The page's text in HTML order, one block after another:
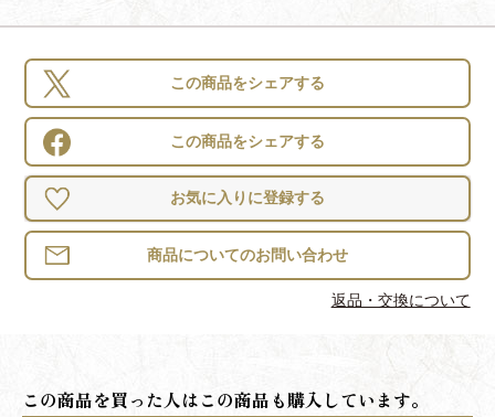
この商品をシェアする
この商品をシェアする
お気に入りに登録する
返品・交換について